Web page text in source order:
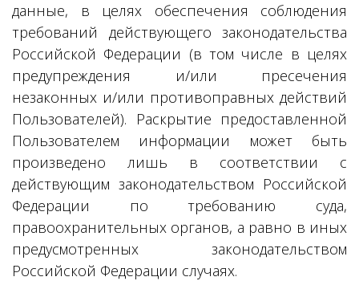
данные, в целях обеспечения соблюдения
требований действующего законодательства
Российской Федерации (в том числе в целях
предупреждения и/или пресечения
незаконных и/или противоправных действий
Пользователей). Раскрытие предоставленной
Пользователем информации может быть
произведено лишь в соответствии с
действующим законодательством Российской
Федерации по требованию суда,
правоохранительных органов, а равно в иных
предусмотренных законодательством
Российской Федерации случаях.